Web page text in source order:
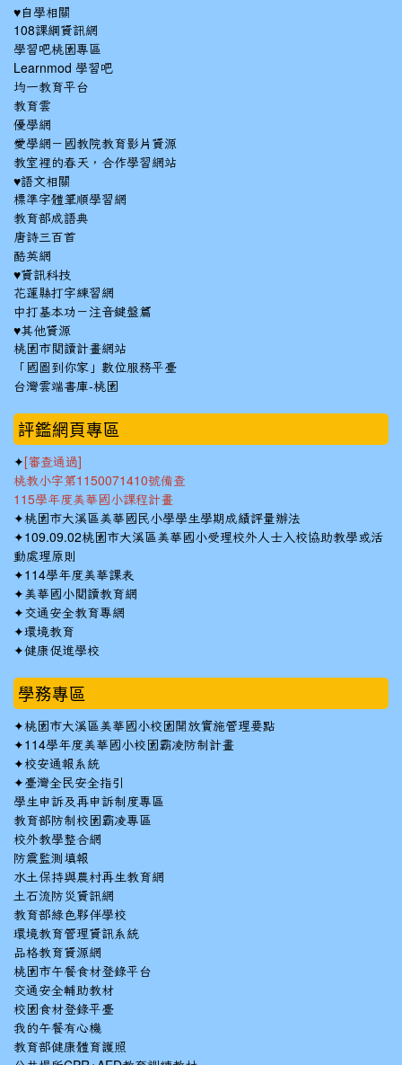
♥自學相關
108課綱資訊網
學習吧桃園專區
Learnmod 學習吧
均一教育平台
教育雲
優學網
愛學網－國教院教育影片資源
教室裡的春天，合作學習網站
♥語文相關
標準字體筆順學習網
教育部成語典
唐詩三百首
酷英網
♥資訊科技
花蓮縣打字練習網
中打基本功－注音鍵盤篇
♥其他資源
桃園市閱讀計畫網站
「國圖到你家」數位服務平臺
台灣雲端書庫-桃園
::: 評鑑網頁專區
✦ [審查通過]
桃教小字第1150071410號備查
115學年度美華國小課程計畫
✦桃園市大溪區美華國民小學學生學期成績評量辦法
✦109.09.02桃園市大溪區美華國小受理校外人士入校協助教學或活
動處理原則
✦114學年度美華課表
✦美華國小閱讀教育網
✦ 交通安全教育專網
✦環境教育
✦健康促進學校
學務專區
✦桃園市大溪區美華國小校園開放實施管理要點
✦114學年度美華國小校園霸凌防制計畫
✦校安通報系統
✦臺灣全民安全指引
學生申訴及再申訴制度專區
教育部防制校園霸凌專區
校外教學整合網
防震監測填報
水土保持與農村再生教育網
土石流防災資訊網
教育部綠色夥伴學校
環境教育管理資訊系統
品格教育資源網
桃園市午餐食材登錄平台
交通安全輔助教材
校園食材登錄平臺
我的午餐有心機
教育部健康體育護照